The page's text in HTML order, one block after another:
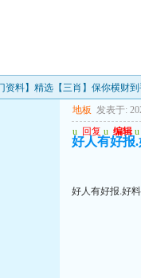
资料】精选【三肖】保你横财到
地板 发表于:
u 回复 u 编辑 u
好人有好报
好人有好报.好